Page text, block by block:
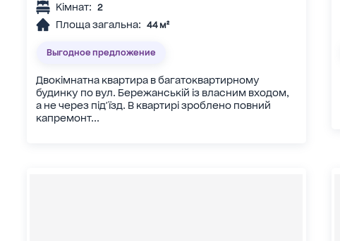
Кімнат: 2
Площа загальна: 44 м²
Выгодное предложение
Двокімнатна квартира в багатоквартирному
будинку по вул. Бережанській із власним входом,
а не через під'їзд. В квартирі зроблено повний
капремонт...